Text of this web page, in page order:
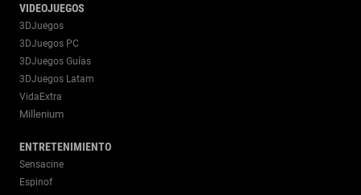
VIDEOJUEGOS
3DJuegos
3DJuegos PC
3DJuegos Guías
3DJuegos Latam
VidaExtra
Millenium
ENTRETENIMIENTO
Sensacine
Espinof